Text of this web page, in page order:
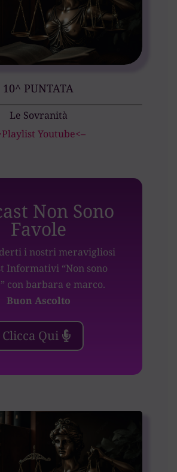
10^ PUNTATA
Le Sovranità
Youtube<–
Non Sono
Favole
i nostri meravigliosi
Informativi “Non sono
con barbara e marco.
Buon Ascolto
Clicca Qui